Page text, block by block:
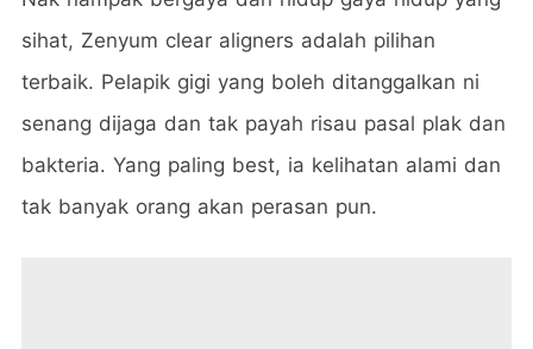
sihat, Zenyum clear aligners adalah pilihan
terbaik. Pelapik gigi yang boleh ditanggalkan ni
senang dijaga dan tak payah risau pasal plak dan
bakteria. Yang paling best, ia kelihatan alami dan
tak banyak orang akan perasan pun.